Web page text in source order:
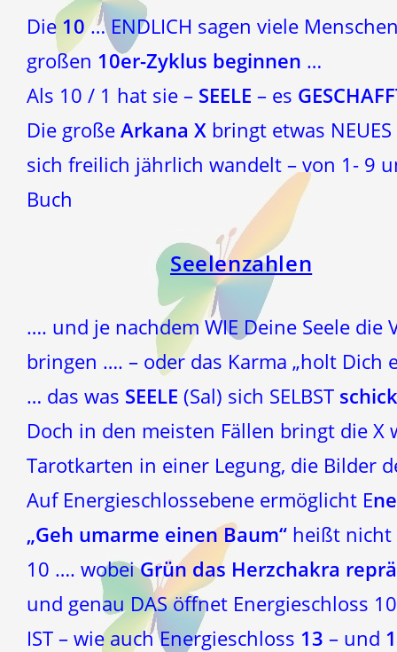
Die 10… ENDLICH sagen viele
großen 10er-Zyklus beginnen …
Als 10 / 1 hat sie – SEELE – es
Die große Arkana X bringt etwas
sich freilich jährlich wandelt – von 1- 9
Buch
Seelenzahlen
…. und je nachdem WIE Deine Seele
bringen …. – oder das Karma „holt Dich
… das was SEELE (Sal) sich SELBST
Doch in den meisten Fällen bringt die X
Tarotkarten in einer Legung, die Bilder
Auf Energieschlossebene ermöglicht E
„Geh umarme einen Baum“ heißt nicht
10 …. wobeiGrün das Herzchakra
und genau DAS öffnet Energieschloss
IST – wie auch Energieschloss 13 – und